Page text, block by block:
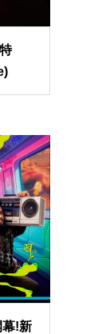
幕!新